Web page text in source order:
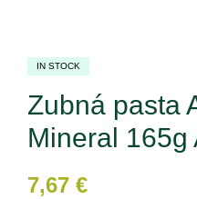
IN STOCK
Zubná pasta
Mineral 165g
7,67 €